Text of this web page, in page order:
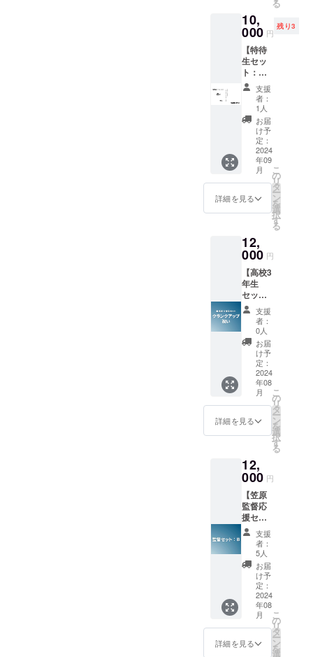
す。
や公序
良俗に
反する
場合は
掲載を
お断り
させて
頂く場
合がご
ざいま
す。 そ
の場合
CAMPF
IREでご
ザーID
を掲載
す。
へ掲載
を希望
される
(文字の
み、
ニック
ネーム
等も可)
をご記
入くだ
さい。
掲載す
るお名
前や企
業名は
上、第
３者を
や公序
良俗に
反する
場合は
掲載を
お断り
させて
頂く場
合がご
ざいま
す。 そ
の場合
CAMPF
IREでご
ザーID
を掲載
す。
ござい
ます。
メッ
セージ
動画
（15
秒〜30
秒予
定）
データ
便にて
お送り
させて
頂きま
す。 ※
支援
ンド
ロール
へ掲載
を希望
される
(文字の
み、
ニック
ネーム
等も可)
をご記
入くだ
さい。
掲載す
るお名
業名は
審査の
特定す
る内容
や公序
良俗に
反する
場合は
掲載を
お断り
させて
頂く場
合がご
ざいま
す。 そ
の場合
CAMPF
IREでご
使用の
ジット
掲載
(Specia
Thanks
) ・出演
者から
のお礼
メッ
セージ
動画 ※
ほぼ決
定稿と
なりま
すの
で、一
部完成
ござい
ます。
メッ
セージ
動画
（15
秒〜30
秒予
定）
データ
便にて
お送り
させて
頂きま
す。 ※
支援
ンド
ロール
へ掲載
を希望
される
(文字の
み、
ニック
ネーム
等も可)
をご記
入くだ
さい。
掲載す
るお名
業名は
る
10,
000 円
残り3
【特待
生セッ
ト：り
りサイ
ン入り
限定台
本（追
加）】
・出演
者限定
サイン
入り台
本 ・エ
ンド
ロール
掲載
(Specia
l
Thanks
) ・出演
者から
のお礼
メッ
セージ
動画 ※
ほぼ決
定稿と
なりま
すの
で、一
部完成
映画と
ます。
※御礼
セージ
動画
（15
秒〜30
秒予
定）
データ
便にて
お送り
させて
頂きま
す。 ※
支援
時、必
支援
者：
1人
お届
け予
定：
2024
年09
月
詳細を見る
こ
の
リ
タ
ー
ン
を
選
択
す
る
12,
000 円
【高校3
年生
セッ
ト：ク
ランク
アップ
祝い】
・出演
者の中
から5名
に一輪
花をプ
レゼン
ト ・本
編＋メ
（DVD
） ・エ
ンド
ロール
に名前
を掲載
(Specia
Thanks
) ＊クラ
ンク
アップ
の際、
出演者
の中か
ら5名に
一輪花
支援
者：
0人
お届
け予
定：
2024
年08
月
詳細を見る
こ
の
リ
タ
ー
ン
を
選
択
す
る
12,
000 円
【笠原
監督応
援セッ
ト
（B）：
クラン
クアッ
プ祝
い】 ・
監督へ
一輪花
のプレ
ゼント
・監督
のサイ
支援
者：
5人
お届
け予
定：
2024
年08
月
詳細を見る
こ
の
リ
タ
ー
ン
を
選